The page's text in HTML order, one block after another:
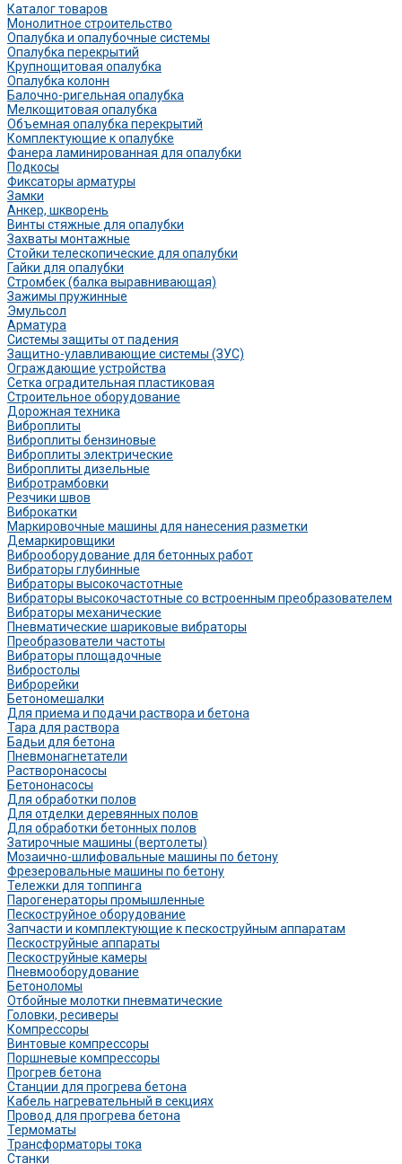
Каталог товаров
Монолитное строительство
Опалубка и опалубочные системы
Опалубка перекрытий
Крупнощитовая опалубка
Опалубка колонн
Балочно-ригельная опалубка
Мелкощитовая опалубка
Объемная опалубка перекрытий
Комплектующие к опалубке
Фанера ламинированная для опалубки
Подкосы
Фиксаторы арматуры
Замки
Анкер, шкворень
Винты стяжные для опалубки
Захваты монтажные
Стойки телескопические для опалубки
Гайки для опалубки
Стромбек (балка выравнивающая)
Зажимы пружинные
Эмульсол
Арматура
Системы защиты от падения
Защитно-улавливающие системы (ЗУС)
Ограждающие устройства
Сетка оградительная пластиковая
Строительное оборудование
Дорожная техника
Виброплиты
Виброплиты бензиновые
Виброплиты электрические
Виброплиты дизельные
Вибротрамбовки
Резчики швов
Виброкатки
Маркировочные машины для нанесения разметки
Демаркировщики
Виброоборудование для бетонных работ
Вибраторы глубинные
Вибраторы высокочастотные
Вибраторы высокочастотные со встроенным преобразователем
Вибраторы механические
Пневматические шариковые вибраторы
Преобразователи частоты
Вибраторы площадочные
Вибростолы
Виброрейки
Бетономешалки
Для приема и подачи раствора и бетона
Тара для раствора
Бадьи для бетона
Пневмонагнетатели
Растворонасосы
Бетононасосы
Для обработки полов
Для отделки деревянных полов
Для обработки бетонных полов
Затирочные машины (вертолеты)
Мозаично-шлифовальные машины по бетону
Фрезеровальные машины по бетону
Тележки для топпинга
Парогенераторы промышленные
Пескоструйное оборудование
Запчасти и комплектующие к пескоструйным аппаратам
Пескоструйные аппараты
Пескоструйные камеры
Пневмооборудование
Бетоноломы
Отбойные молотки пневматические
Головки, ресиверы
Компрессоры
Винтовые компрессоры
Поршневые компрессоры
Прогрев бетона
Станции для прогрева бетона
Кабель нагревательный в секциях
Провод для прогрева бетона
Термоматы
Трансформаторы тока
Станки